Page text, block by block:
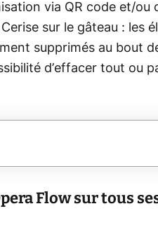
via QR code et/ou
sur le gâteau : les
supprimés au bout
d’effacer tout ou
Flow sur tous